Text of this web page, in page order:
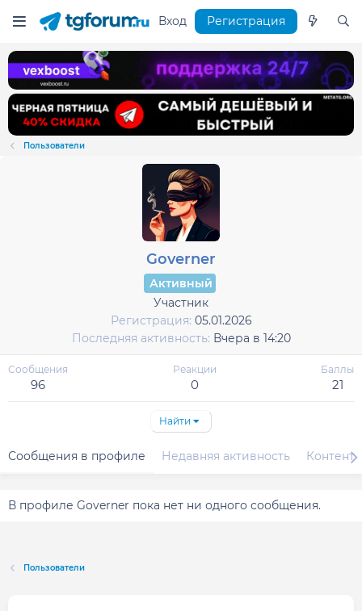
Вход Регистрация
Пользователи
Governer
Активный
Участник
Регистрация 05.01.2026
Последняя активность Вчера в 14:20
Сообщения
96
Реакции
0
Баллы
21
Найти
Сообщения в профиле Недавняя активность Контент
В профиле Governer пока нет ни одного сообщения.
Пользователи